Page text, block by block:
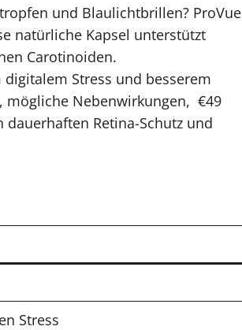
und Blaulichtbrillen? ProVue
natürliche Kapsel unterstützt
Carotinoiden.
Stress und besserem
mögliche Nebenwirkungen, €49
Retina-Schutz und
Stress